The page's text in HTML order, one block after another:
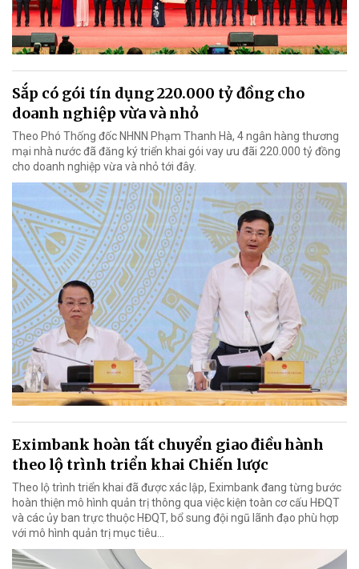
Sắp có gói tín dụng 220.000 tỷ đồng cho
doanh nghiệp vừa và nhỏ
Theo Phó Thống đốc NHNN Phạm Thanh Hà, 4 ngân hàng thương
mại nhà nước đã đăng ký triển khai gói vay ưu đãi 220.000 tỷ đồng
cho doanh nghiệp vừa và nhỏ tới đây.
Eximbank hoàn tất chuyển giao điều hành
theo lộ trình triển khai Chiến lược
Theo lộ trình triển khai đã được xác lập, Eximbank đang từng bước
hoàn thiện mô hình quản trị thông qua việc kiện toàn cơ cấu HĐQT
và các ủy ban trực thuộc HĐQT, bổ sung đội ngũ lãnh đạo phù hợp
với mô hình quản trị mục tiêu...